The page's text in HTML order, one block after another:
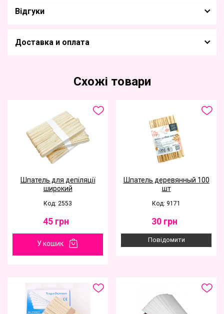
Відгуки
Доставка и оплата
Схожі товари
Шпатель для депіляції
широкий
Код: 2553
45 грн
У кошик
Шпатель деревянный 100
шт
Код: 9171
30 грн
Повідомити